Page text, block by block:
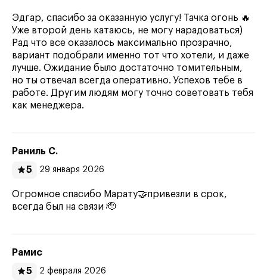
Эдгар, спасибо за оказанную услугу! Тачка огонь 🔥
Уже второй день катаюсь, не могу нарадоваться)
Рад что все оказалось максимально прозрачно,
вариант подобрали именно тот что хотели, и даже
лучше. Ожидание было достаточно томительным,
но ты отвечал всегда оперативно. Успехов тебе в
работе. Другим людям могу точно советовать тебя
как менеджера.
Раниль С.
5
29 января 2026
Огромное спасибо Марату🤝привезли в срок,
всегда был на связи 🫡
Рамис
5
2 февраля 2026